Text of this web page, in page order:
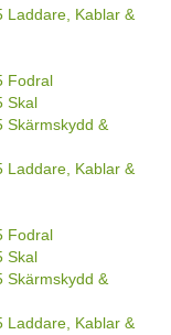
Laddare, Kablar &
Fodral
Skal
Skärmskydd &
Laddare, Kablar &
Fodral
Skal
Skärmskydd &
Laddare, Kablar &